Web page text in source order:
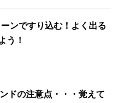
ンですり込む！よく出る
う！
ドの注意点・・・覚えて